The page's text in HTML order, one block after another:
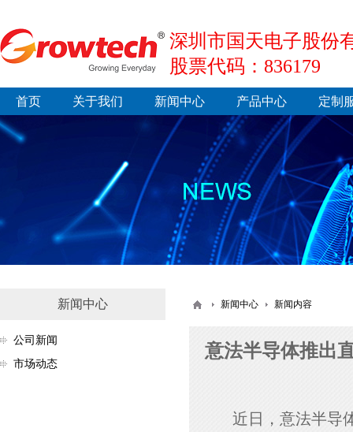
深圳市国天电子股份
股票代码：836179
首页 关于我们 新闻中心 产品中心 定制
新闻中心
公司新闻
市场动态
新闻中心 新闻内容
意法半导体推出
近日，意法半导体